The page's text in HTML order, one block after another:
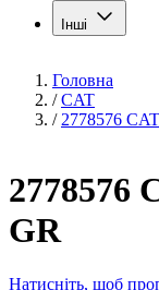
Інші
Головна
/ CAT
/ 2778576
2778576
GR
Натисніть, щоб